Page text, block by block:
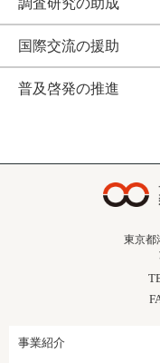
国際交流の援助
普及啓発の推進
東京都
事業紹介